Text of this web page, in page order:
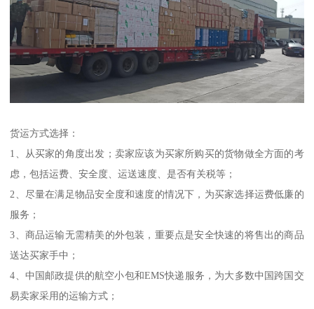
货运方式选择：
1、从买家的角度出发；卖家应该为买家所购买的货物做全方面的考
虑，包括运费、安全度、运送速度、是否有关税等；
2、尽量在满足物品安全度和速度的情况下，为买家选择运费低廉的
服务；
3、商品运输无需精美的外包装，重要点是安全快速的将售出的商品
送达买家手中；
4、中国邮政提供的航空小包和EMS快递服务，为大多数中国跨国交
易卖家采用的运输方式；